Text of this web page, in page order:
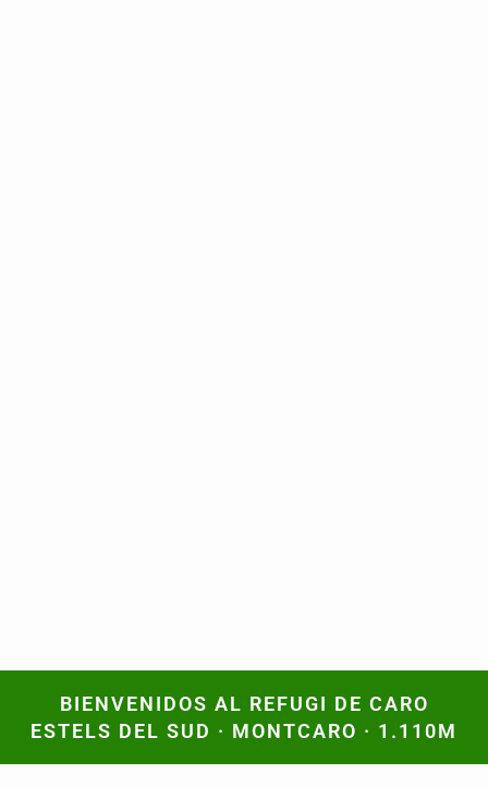
BIENVENIDOS AL REFUGI DE CARO
ESTELS DEL SUD · MONTCARO · 1.110M
BIENVENIDOS AL REFUGI DE CARO
ESTELS DEL SUD · MONTCARO · 1.110M